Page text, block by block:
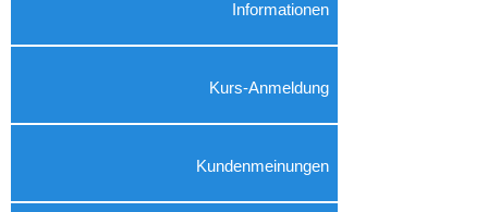
Informationen
Kurs-Anmeldung
Kundenmeinungen